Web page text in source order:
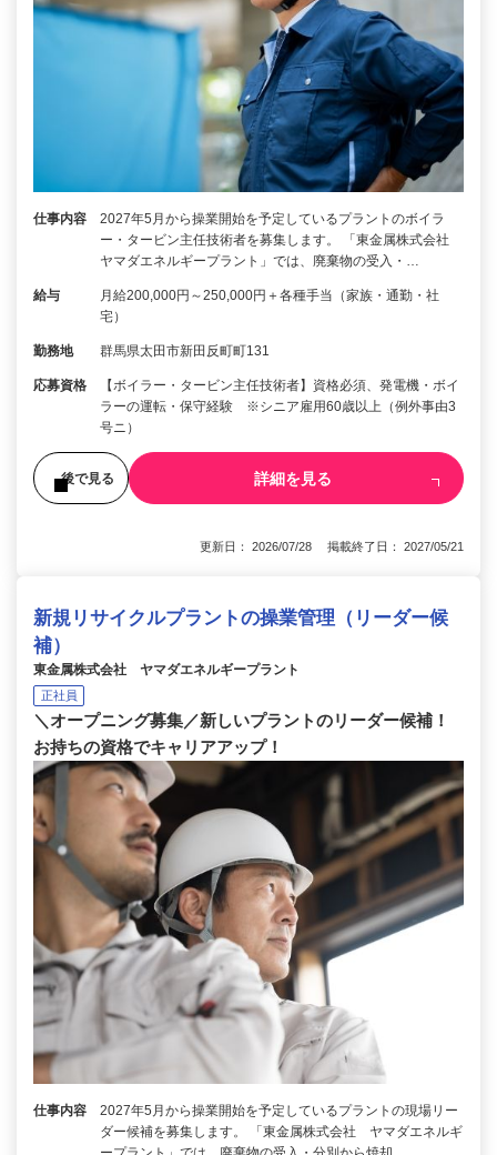
仕事内容
2027年5月から操業開始を予定しているプラントのボイラ
ー・タービン主任技術者を募集します。 「東金属株式会社
ヤマダエネルギープラント」では、廃棄物の受入・…
給与
月給200,000円～250,000円＋各種手当（家族・通勤・社
宅）
勤務地 群馬県太田市新田反町町131
応募資格
【ボイラー・タービン主任技術者】資格必須、発電機・ボイ
ラーの運転・保守経験 ※シニア雇用60歳以上（例外事由3
号ニ）
後で見る 詳細を見る
更新日： 2026/07/28 掲載終了日： 2027/05/21
新規リサイクルプラントの操業管理（リーダー候
補）
東金属株式会社 ヤマダエネルギープラント
正社員
＼オープニング募集／新しいプラントのリーダー候補！
お持ちの資格でキャリアアップ！
仕事内容
2027年5月から操業開始を予定しているプラントの現場リー
ダー候補を募集します。 「東金属株式会社 ヤマダエネルギ